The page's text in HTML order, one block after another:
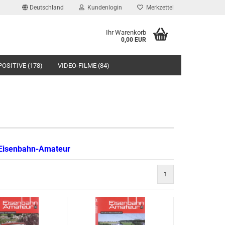
Deutschland Kundenlogin Merkzettel
Ihr Warenkorb
0,00 EUR
(178) VIDEO-FILME (84)
Amateur
1